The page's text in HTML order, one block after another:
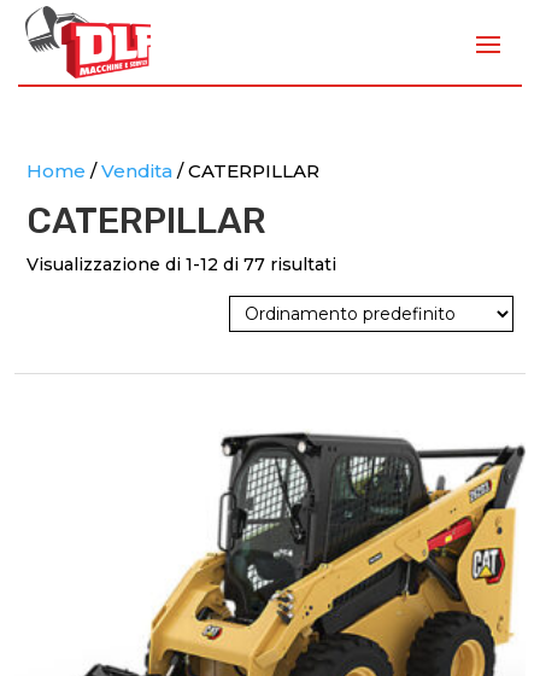
Home /Vendita / CATERPILLAR
CATERPILLAR
Visualizzazione di 1-12 di 77 risultati